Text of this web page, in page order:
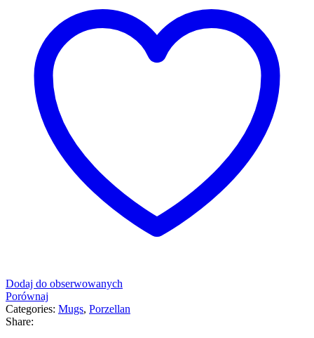
Dodaj do obserwowanych
Porównaj
Categories: Mugs, Porzellan
Share: